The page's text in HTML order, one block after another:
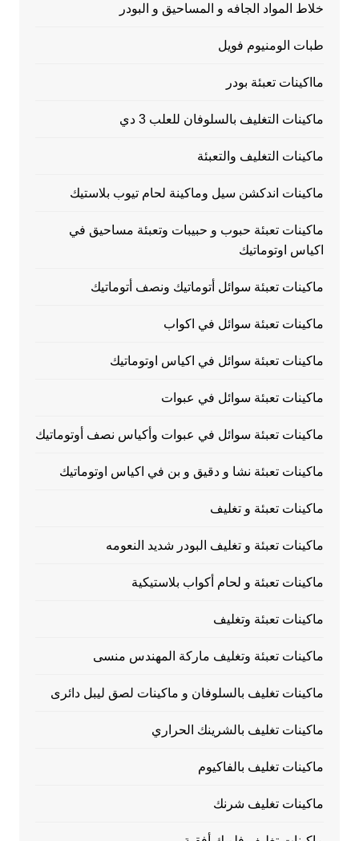
خلاط المواد الجافه و المساحيق و البودر
طبات الومنيوم فويل
مااكينات تعبئة بودر
ماكينات التغليف بالسلوفان للعلب 3 دي
ماكينات التغليف والتعبئة
ماكينات اندكشن سيل وماكينة لحام تيوب بلاستيك
ماكينات تعبئة حبوب و حبيبات وتعبئة مساحيق في
اكياس اوتوماتيك
ماكينات تعبئة سوائل أتوماتيك ونصف أتوماتيك
ماكينات تعبئة سوائل في اكواب
ماكينات تعبئة سوائل في اكياس اوتوماتيك
ماكينات تعبئة سوائل في عبوات
ماكينات تعبئة سوائل في عبوات وأكياس نصف أوتوماتيك
ماكينات تعبئة نشا و دقيق و بن في اكياس اوتوماتيك
ماكينات تعبئة و تغليف
ماكينات تعبئة و تغليف البودر شديد النعومه
ماكينات تعبئة و لحام أكواب بلاستيكية
ماكينات تعبئة وتغليف
ماكينات تعبئة وتغليف ماركة المهندس منسى
ماكينات تغليف بالسلوفان و ماكينات لصق ليبل دائرى
ماكينات تغليف بالشرينك الحراري
ماكينات تغليف بالفاكيوم
ماكينات تغليف شرنك